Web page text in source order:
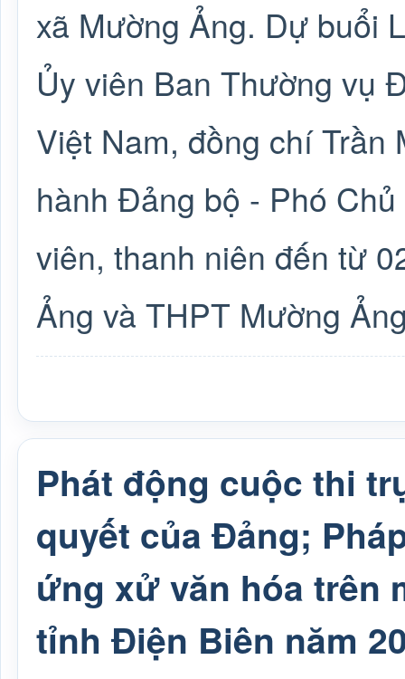
xã Mường Ảng. Dự buổi
Ủy viên Ban Thường vụ
Việt Nam, đồng chí Trần
hành Đảng bộ - Phó
viên, thanh niên đến từ
Ảng và THPT Mường
Phát động cuộc thi
quyết của Đảng;
ứng xử văn hóa trên
tỉnh Điện Biên năm